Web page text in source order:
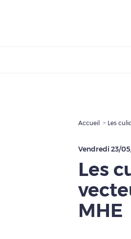
Accueil Les
Vendredi 23/
Les
MHE